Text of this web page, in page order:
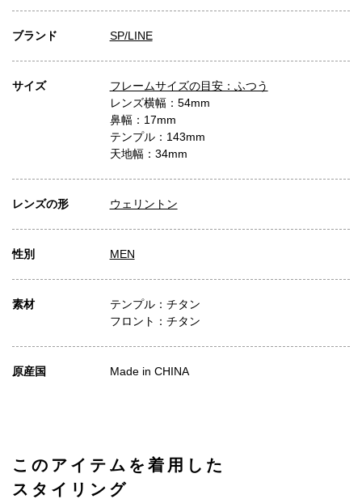
ブランド SP/LINE
サイズ
フレームサイズの目安：ふつう
レンズ横幅：54mm
鼻幅：17mm
テンプル：143mm
天地幅：34mm
レンズの形 ウェリントン
性別 MEN
素材
テンプル：チタン
フロント：チタン
原産国 Made in CHINA
このアイテムを着用した
スタイリング